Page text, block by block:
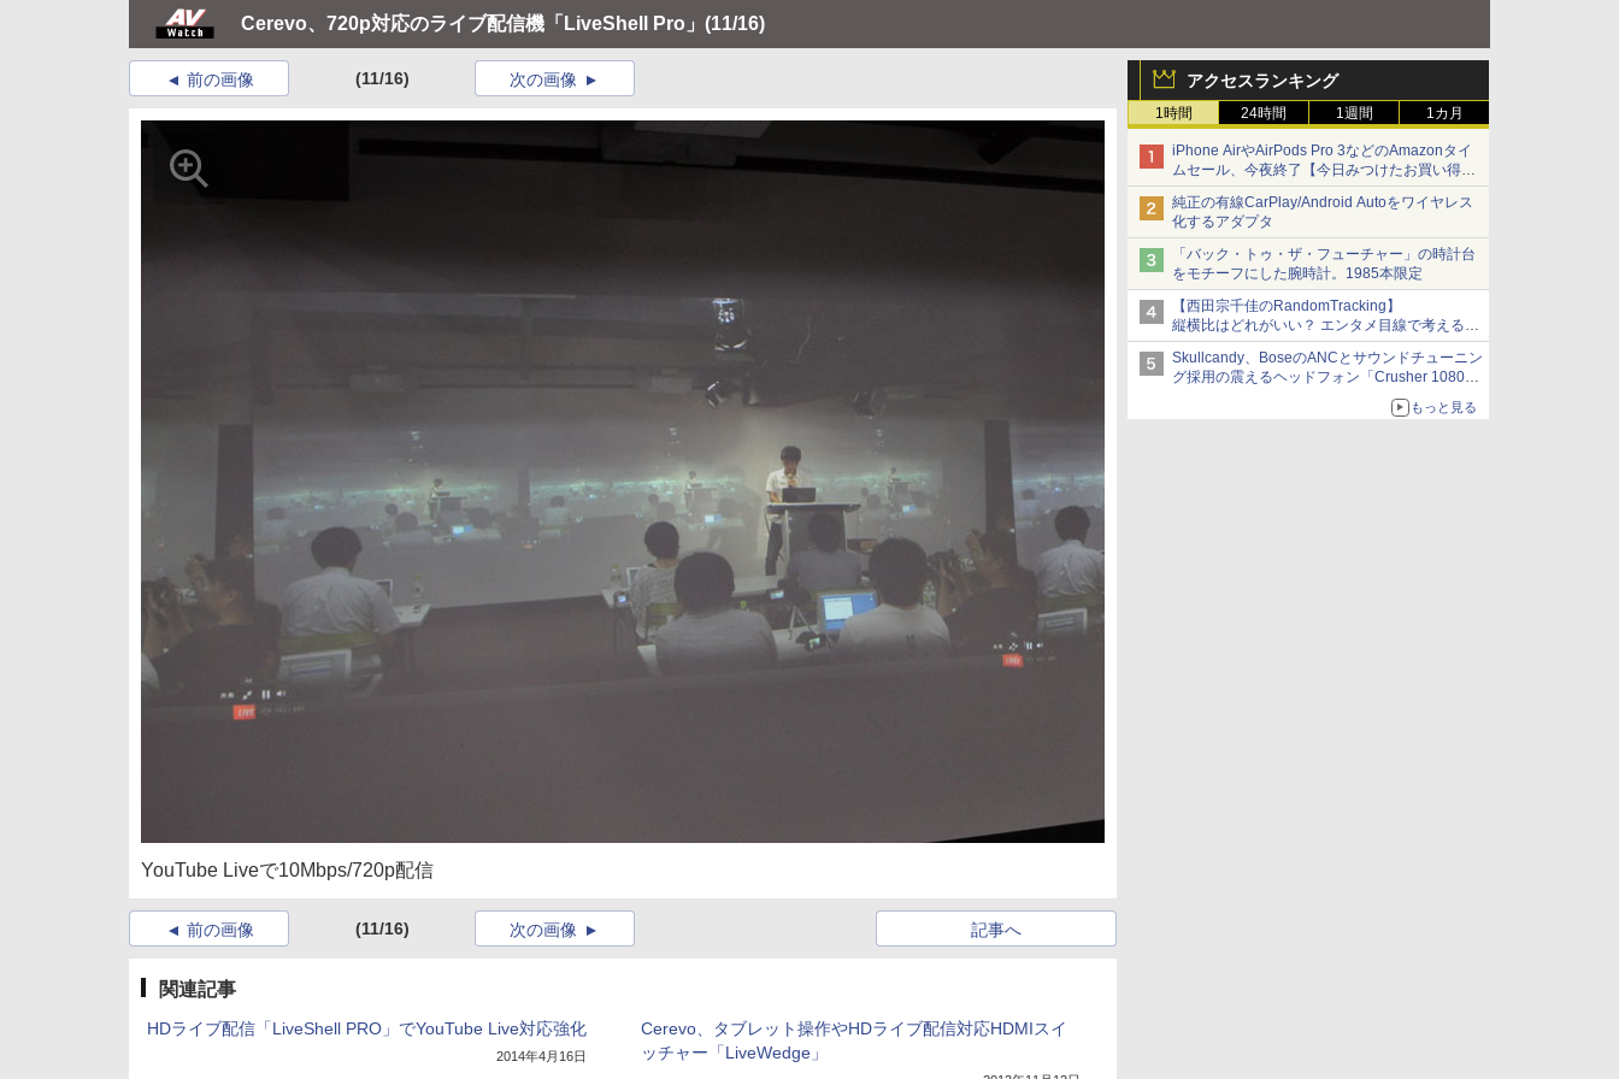
Cerevo、720p対応のライブ配信機「LiveShell Pro」 (11/16)
アクセスランキング
1時間 24時間 1週間 1カ月
iPhone AirやAirPods Pro 3などのAmazonタイ
ムセール、今夜終了【今日みつけたお買い得
品】
純正の有線CarPlay/Android Autoをワイヤレス
化するアダプタ
「バック・トゥ・ザ・フューチャー」の時計台
をモチーフにした腕時計。1985本限定
【西田宗千佳のRandomTracking】
縦横比はどれがいい？ エンタメ目線で考える、
サムスン新「Galaxy Z Fold」
Skullcandy、BoseのANCとサウンドチューニン
グ採用の震えるヘッドフォン「Crusher 1080
もっと見る
前の画像 (11/16) 次の画像
YouTube Liveで10Mbps/720p配信
前の画像 (11/16) 記事へ
次の画像
関連記事
HDライブ配信「LiveShell PRO」でYouTube Live対応強化
2014年4月16日
Cerevo、タブレット操作やHDライブ配信対応HDMIスイ
ッチャー「LiveWedge」